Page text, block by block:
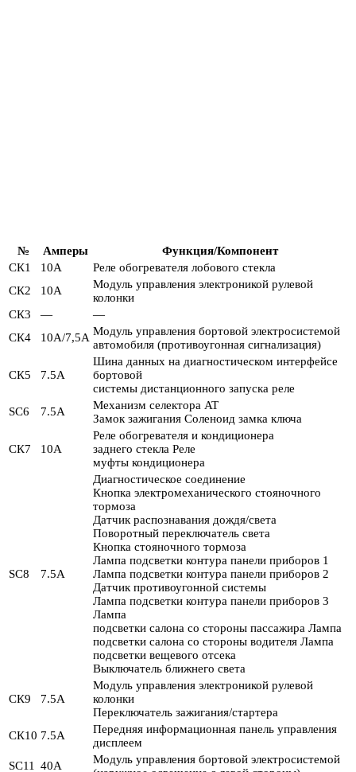
№ Амперы
Функция/Компонент
СК1
10А
Реле обогревателя лобового стекла
СК2
10А
Модуль управления электроникой рулевой
колонки
СК3
—
—
СК4
10А/7,5А Модуль управления бортовой электросистемой
автомобиля (противоугонная сигнализация)
СК5 7.5А
Шина данных на диагностическом интерфейсе
бортовой
системы дистанционного запуска реле
SC6
7.5А
Механизм селектора AT
Замок зажигания Соленоид замка ключа
СК7 10А
Реле обогревателя и кондиционера
заднего стекла Реле
муфты кондиционера
SC8 7.5А
Диагностическое соединение
Кнопка электромеханического стояночного
тормоза
Датчик распознавания дождя/света
Поворотный переключатель света
Кнопка стояночного тормоза
Лампа подсветки контура панели приборов 1
Лампа подсветки контура панели приборов 2
Датчик противоугонной системы
Лампа подсветки контура панели приборов 3
Лампа
подсветки салона со стороны пассажира Лампа
подсветки салона со стороны водителя Лампа
подсветки вещевого отсека
Выключатель ближнего света
СК9 7.5А
Модуль управления электроникой рулевой
колонки
Переключатель зажигания/стартера
СК10 7.5А
Передняя информационная панель управления
дисплеем
SC11 40А
Модуль управления бортовой электросистемой